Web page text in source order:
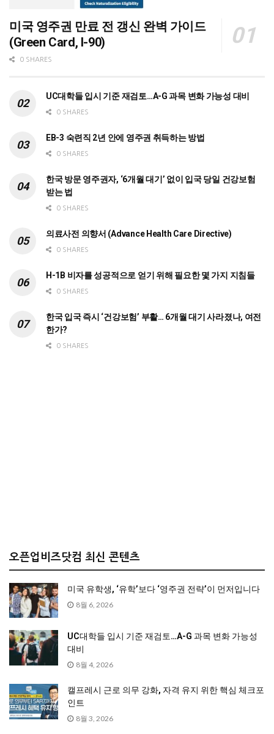
미국 영주권 만료 전 갱신 완벽 가이드
(Green Card, I-90)
0 SHARES
UC대학들 입시 기준 재검토…A-G 과목 변화 가능성 대비
0 SHARES
EB-3 숙련직 2년 안에 영주권 취득하는 방법
0 SHARES
한국 방문 영주권자, ‘6개월 대기’ 없이 입국 당일 건강보험
받는 법
0 SHARES
의료사전 의향서 (Advance Health Care Directive)
0 SHARES
H-1B 비자를 성공적으로 얻기 위해 필요한 몇 가지 지침들
0 SHARES
한국 입국 즉시 ‘건강보험’ 부활… 6개월 대기 사라졌나, 여전
한가?
0 SHARES
오픈업비즈닷컴 최신 콘텐츠
미국 유학생, ‘유학’보다 ‘영주권 전략’이 먼저입니다
8월 6, 2026
UC대학들 입시 기준 재검토…A-G 과목 변화 가능성
대비
8월 4, 2026
캘프레시 근로 의무 강화, 자격 유지 위한 핵심 체크포
인트
8월 3, 2026